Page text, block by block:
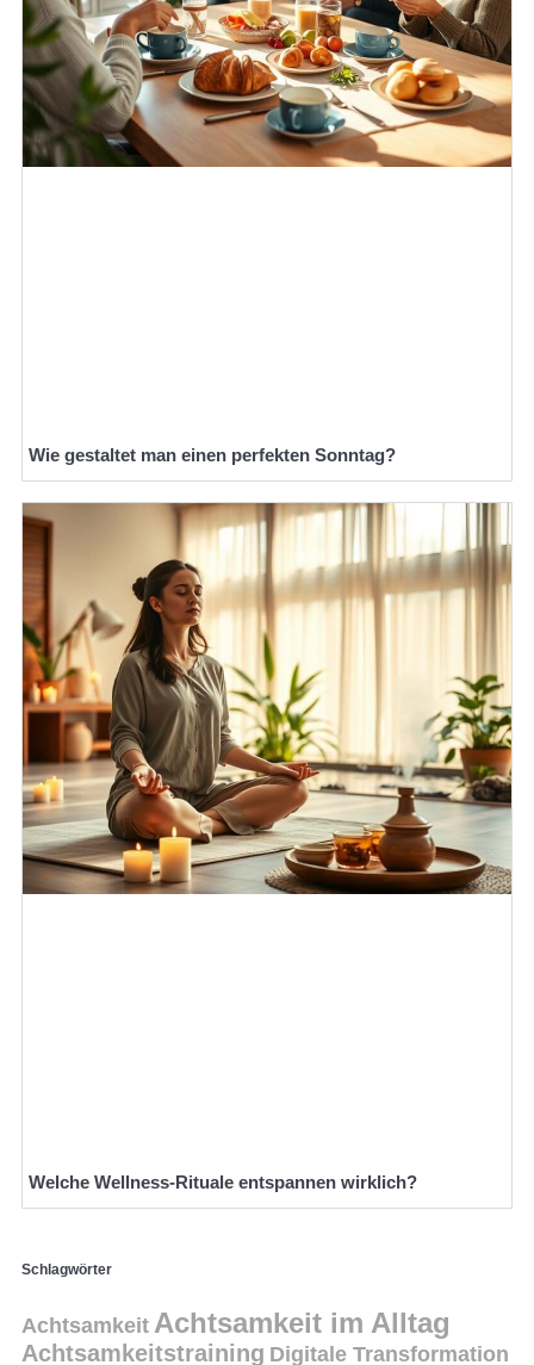
Wie gestaltet man einen perfekten Sonntag?
Welche Wellness-Rituale entspannen wirklich?
Schlagwörter
Achtsamkeit Achtsamkeit im Alltag
Achtsamkeitstraining Digitale Transformation